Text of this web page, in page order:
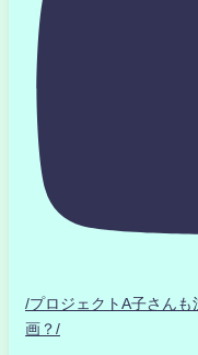
/プロジェクトA子さん
画？/